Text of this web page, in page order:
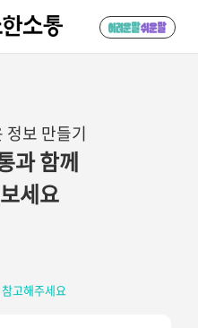
정보 만들기
과 함께
세요
고해주세요